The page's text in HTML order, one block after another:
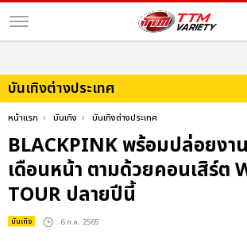
บันเทิงต่างประเทศ
หน้าแรก บันเทิง บันเทิงต่างประเทศ
BLACKPINK พร้อมปล่อยงา
เดือนหน้า ตามด้วยคอนเสิร์ต
TOUR ปลายปีนี้
บันเทิง : 6 ก.ค. 2565